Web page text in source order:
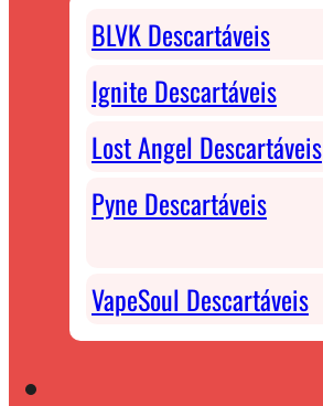
BLVK Descartáveis
Ignite Descartáveis
Lost Angel Descartáveis
Pyne Descartáveis
VapeSoul Descartáveis